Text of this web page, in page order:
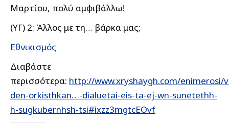
Μαρτίου, πολύ αμφιβάλλω!
(ΥΓ) 2: Άλλος με τη… βάρκα μας;
Εθνικισμός
Διαβάστε
περισσότερα: http://www.xryshaygh.com/enimerosi/
den-orkisthkan…-dialuetai-eis-ta-ej-wn-sunetethh-
h-sugkubernhsh-tsi#ixzz3mgtcEOvf